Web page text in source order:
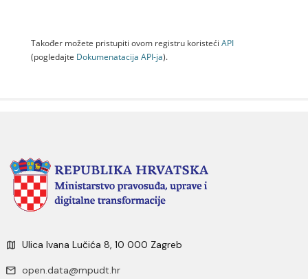
Također možete pristupiti ovom registru koristeći API
(pogledajte Dokumenаtаcijа API-jа).